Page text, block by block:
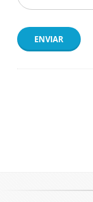
ENVIAR